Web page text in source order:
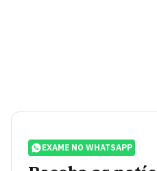
EXAME NO WHATSAPP